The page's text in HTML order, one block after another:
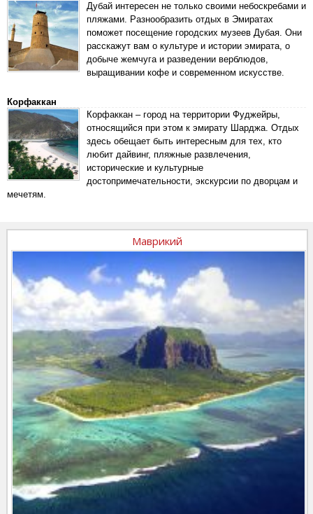
Дубай интересен не только своими небоскребами и
пляжами. Разнообразить отдых в Эмиратах
поможет посещение городских музеев Дубая. Они
расскажут вам о культуре и истории эмирата, о
добыче жемчуга и разведении верблюдов,
выращивании кофе и современном искусстве.
Корфаккан
Корфаккан – город на территории Фуджейры,
относящийся при этом к эмирату Шарджа. Отдых
здесь обещает быть интересным для тех, кто
любит дайвинг, пляжные развлечения,
исторические и культурные
достопримечательности, экскурсии по дворцам и
мечетям.
Маврикий